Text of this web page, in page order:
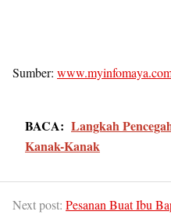
Sumber:
BACA: Langkah
Kanak-Kanak
Next post: Pesanan Buat Ibu